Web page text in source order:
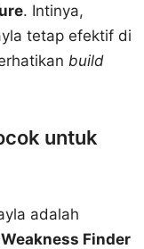
. Intinya,
tetap efektif di
build
untuk
adalah
Weakness Finder